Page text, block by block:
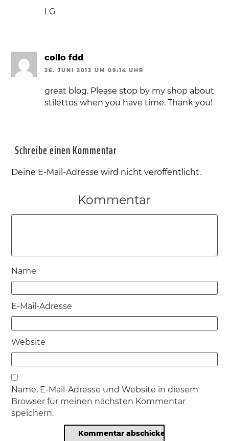
LG
collo fdd
26. JUNI 2013 UM 09:14 UHR
great blog. Please stop by my shop about
stilettos when you have time. Thank you!
Schreibe einen Kommentar
Deine E-Mail-Adresse wird nicht veröffentlicht.
Kommentar
Name
E-Mail-Adresse
Website
Name, E-Mail-Adresse und Website in diesem
Browser für meinen nächsten Kommentar
speichern.